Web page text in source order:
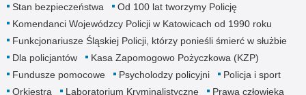
Stan bezpieczeństwa
Od 100 lat tworzymy Policję
Komendanci Wojewódzcy Policji w Katowicach od 1990 roku
Funkcjonariusze Śląskiej Policji, którzy ponieśli śmierć w służbie
Dla policjantów
Kasa Zapomogowo Pożyczkowa (KZP)
Fundusze pomocowe
Psycholodzy policyjni
Policja i sport
Orkiestra
Laboratorium Kryminalistyczne
Prawa człowieka